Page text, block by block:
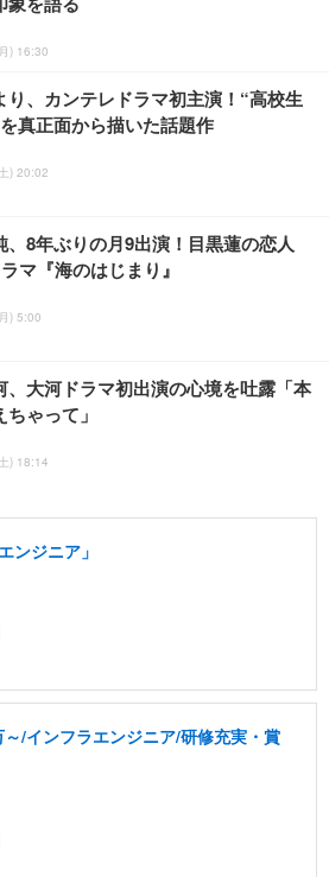
) 16:30
り、カンテレドラマ初主演！“高校生
真正面から描いた話題作
) 20:02
、8年ぶりの月9出演！目黒蓮の恋人
マ『海のはじまり』
) 5:00
、大河ドラマ初出演の心境を吐露「本
ゃって」
) 18:14
ンジニア」
/インフラエンジニア/研修充実・賞